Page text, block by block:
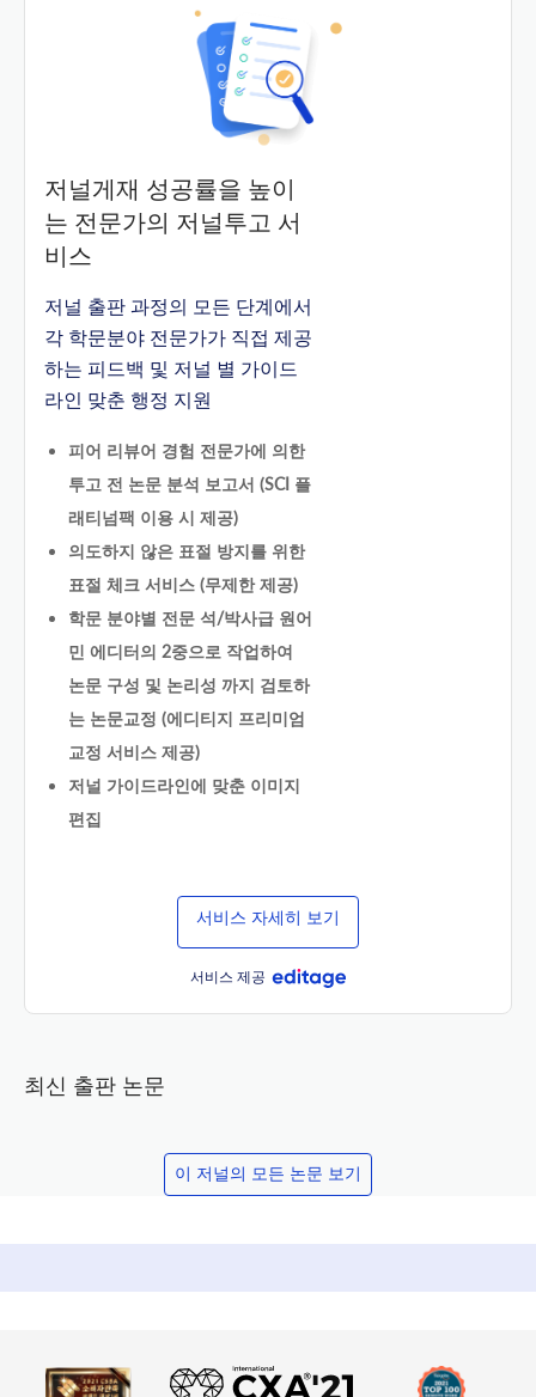
저널게재 성공률을 높이
는 전문가의 저널투고 서
비스
저널 출판 과정의 모든 단계에서
각 학문분야 전문가가 직접 제공
하는 피드백 및 저널 별 가이드
라인 맞춘 행정 지원
피어 리뷰어 경험 전문가에 의한
투고 전 논문 분석 보고서 (SCI 플
래티넘팩 이용 시 제공)
의도하지 않은 표절 방지를 위한
표절 체크 서비스 (무제한 제공)
학문 분야별 전문 석/박사급 원어
민 에디터의 2중으로 작업하여
논문 구성 및 논리성 까지 검토하
는 논문교정 (에디티지 프리미엄
교정 서비스 제공)
저널 가이드라인에 맞춘 이미지
편집
서비스 자세히 보기
서비스 제공
최신 출판 논문
이 저널의 모든 논문 보기